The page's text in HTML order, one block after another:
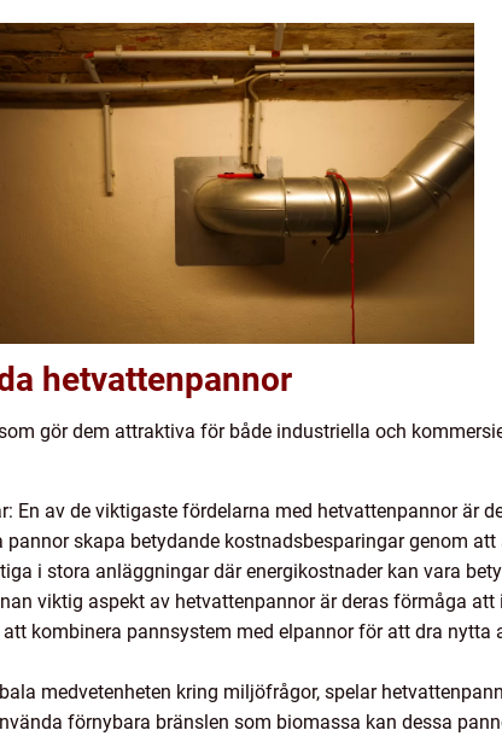
hetvattenpannor
gör dem attraktiva för både industriella och
En av de viktigaste fördelarna med hetvattenpannor är
skapa betydande kostnadsbesparingar genom
i stora anläggningar där energikostnader kan vara
viktig aspekt av hetvattenpannor är deras förmåga att
kombinera pannsystem med elpannor för att dra nytta
medvetenheten kring miljöfrågor, spelar
förnybara bränslen som biomassa kan dessa